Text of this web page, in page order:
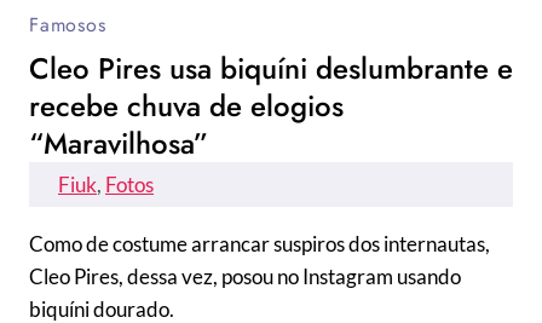
Famosos
Cleo Pires usa biquíni deslumbrante e
recebe chuva de elogios
“Maravilhosa”
Fiuk, Fotos
Como de costume arrancar suspiros dos internautas,
Cleo Pires, dessa vez, posou no Instagram usando
biquíni dourado.